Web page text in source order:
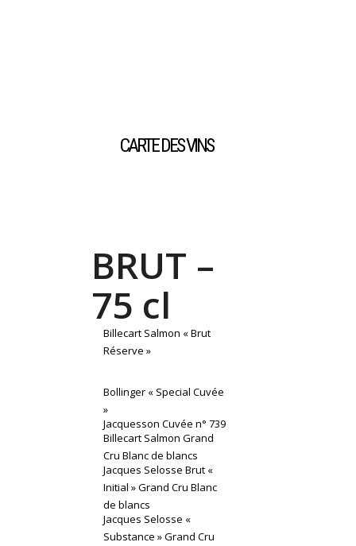
CARTE DES VINS
BRUT –
75 cl
Billecart Salmon « Brut
Réserve »
Bollinger « Special Cuvée
»
Jacquesson Cuvée n° 739
Billecart Salmon Grand
Cru Blanc de blancs
Jacques Selosse Brut «
Initial » Grand Cru Blanc
de blancs
Jacques Selosse «
Substance » Grand Cru